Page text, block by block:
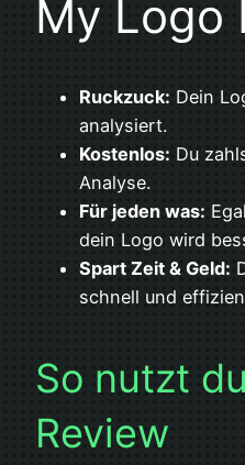
My Logo
Ruckzuck: Dein
analysiert.
Kostenlos: Du
Analyse.
Für jeden was:
dein Logo wird
Spart Zeit & Geld:
schnell und
So nutzt
Review